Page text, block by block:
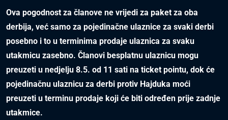
Ova pogodnost za članove ne vrijedi za paket za oba
derbija, već samo za pojedinačne ulaznice za svaki derbi
posebno i to u terminima prodaje ulaznica za svaku
utakmicu zasebno. Članovi besplatnu ulaznicu mogu
preuzeti u nedjelju 8.5. od 11 sati na ticket pointu, dok će
pojedinačnu ulaznicu za derbi protiv Hajduka moći
preuzeti u terminu prodaje koji će biti određen prije zadnje
utakmice.